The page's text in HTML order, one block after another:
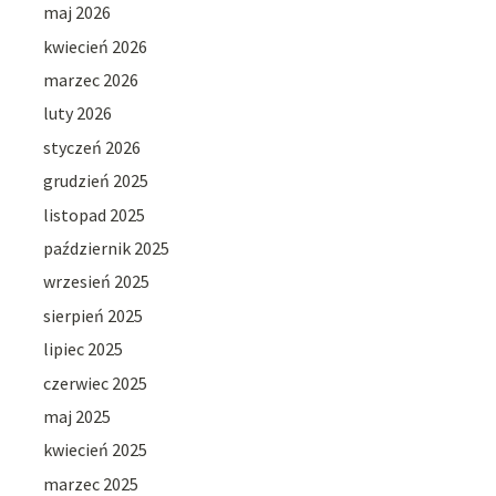
maj 2026
kwiecień 2026
marzec 2026
luty 2026
styczeń 2026
grudzień 2025
listopad 2025
październik 2025
wrzesień 2025
sierpień 2025
lipiec 2025
czerwiec 2025
maj 2025
kwiecień 2025
marzec 2025